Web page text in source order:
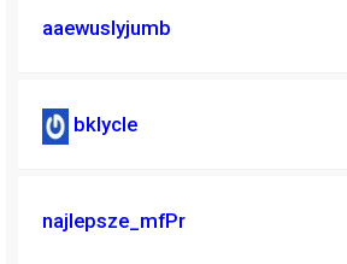
aaewuslyjumb
bklycle
najlepsze_mfPr